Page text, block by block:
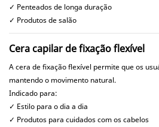
✓ Penteados de longa duração
✓ Produtos de salão
Cera capilar de fixação flexível
A cera de fixação flexível permite que os
mantendo o movimento natural.
Indicado para:
✓ Estilo para o dia a dia
✓ Produtos para cuidados com os cabelos